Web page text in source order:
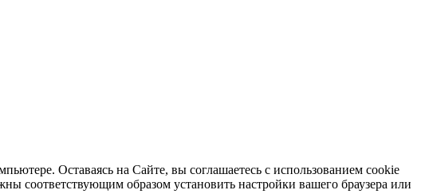
Оставаясь на Сайте, вы соглашаетесь с использованием cookie
соответствующим образом установить настройки вашего браузера или